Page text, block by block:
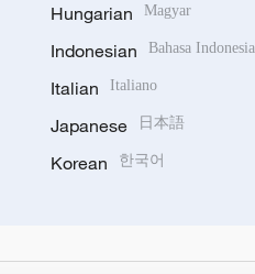
Hungarian Magyar
Indonesian Bahasa Indonesia
Italian Italiano
Japanese 日本語
Korean 한국어